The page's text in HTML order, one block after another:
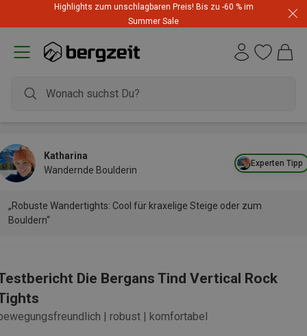
Highlights zum unschlagbaren Preis! Bis zu -60 % im
Summer Sale
Experten Tipp
Katharina
Wandernde Boulderin
„Robuste Wandertights: Cool für kraxelige Steige oder zum
Bouldern“
Die Bergans Tind Vertical Rock
| robust | komfortabel